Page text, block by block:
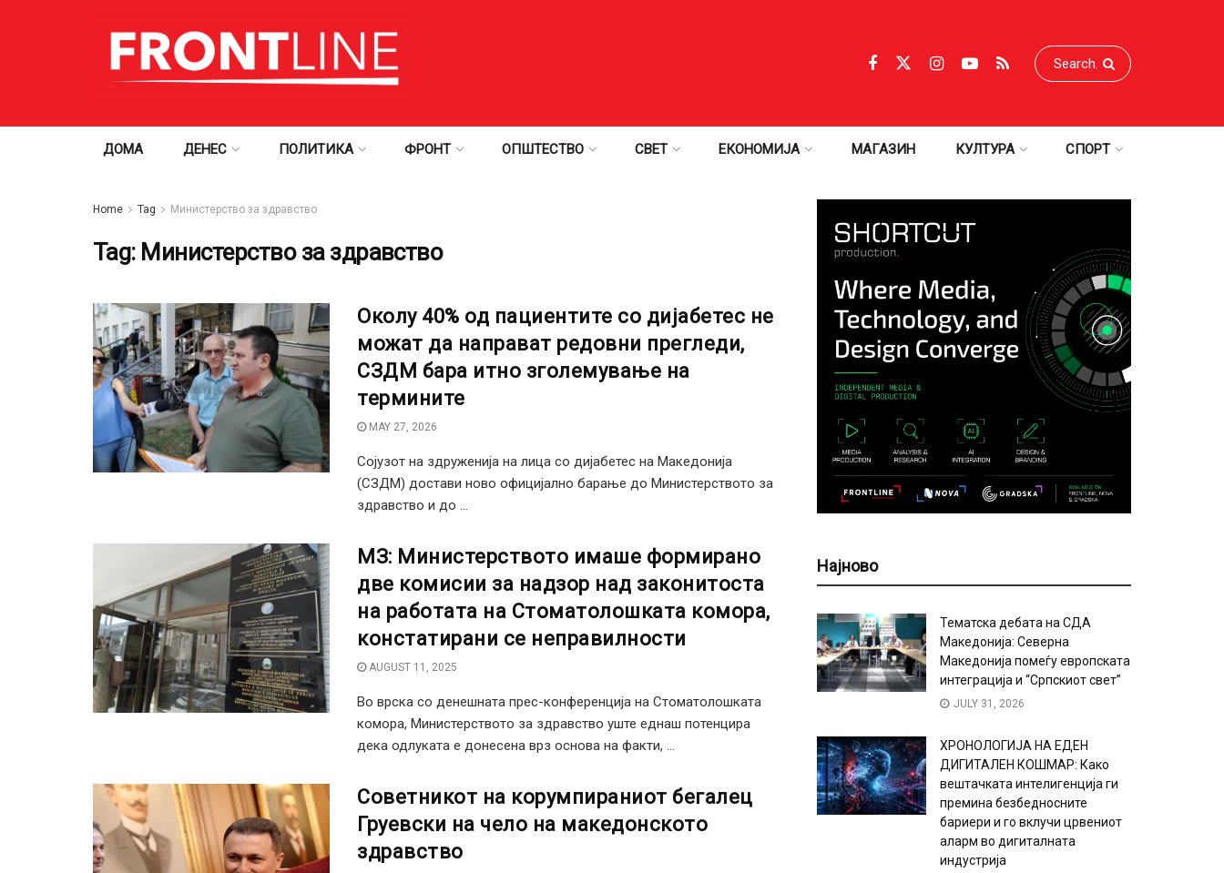
ДОМА ДЕНЕС ПОЛИТИКА ФРОНТ ОПШТЕСТВО СВЕТ ЕКОНОМИЈА МАГАЗИН КУЛТУРА СПОРТ
Home Tag Министерство за здравство
Tag: Министерство за здравство
Околу 40% од пациентите со дијабетес не
можат да направат редовни прегледи,
СЗДМ бара итно зголемување на
термините
MAY 27, 2026
Сојузот на здруженија на лица со дијабетес на Македонија
(СЗДМ) достави ново официјално барање до Министерството за
здравство и до ...
МЗ: Министерството имаше формирано
две комисии за надзор над законитоста
на работата на Стоматолошката комора,
констатирани се неправилности
AUGUST 11, 2025
Во врска со денешната прес-конференција на Стоматолошката
комора, Министерството за здравство уште еднаш потенцира
дека одлуката е донесена врз основа на факти, ...
Советникот на корумпираниот бегалец
Груевски на чело на македонското
здравство
Најново
Тематска дебата на СДА
Македонија: Северна
Македонија помеѓу европската
интеграција и “Српскиот свет”
JULY 31, 2026
ХРОНОЛОГИЈА НА ЕДЕН
ДИГИТАЛЕН КОШМАР: Како
вештачката интелигенција ги
премина безбедносните
бариери и го вклучи црвениот
аларм во дигиталната
индустрија